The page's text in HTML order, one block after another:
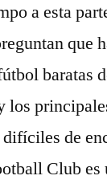
a esta
que
baratas
los
de
Club es